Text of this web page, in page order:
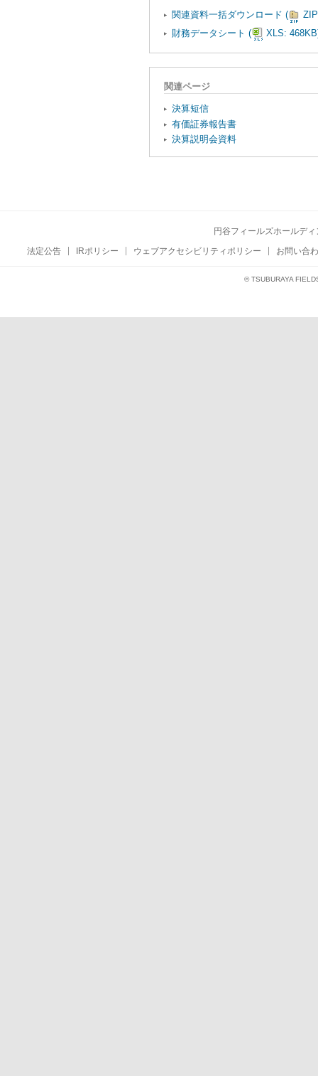
関連資料一括ダウンロード (
財務データシート ( XLS:
関連ページ
決算短信
有価証券報告書
決算説明会資料
円谷フィールズホールデ
法定公告
IRポリシー ウェブアクセシビリティポリシー お問い合
© TSUBURAYA